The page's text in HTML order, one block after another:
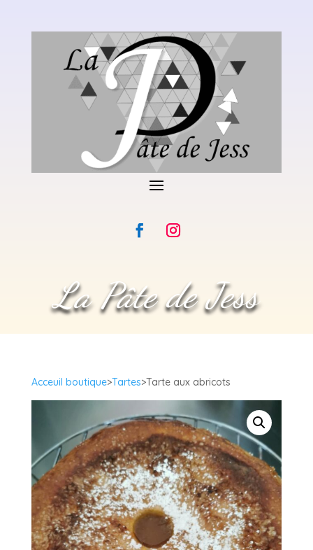
La Pâte de Jess
Acceuil boutique>Tartes>Tarte aux abricots